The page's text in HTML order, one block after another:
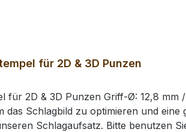
für 2D & 3D Punzen
für 2D & 3D Punzen Griff-Ø: 12,8
das Schlagbild zu optimieren und
Schlagaufsatz. Bitte benutzen